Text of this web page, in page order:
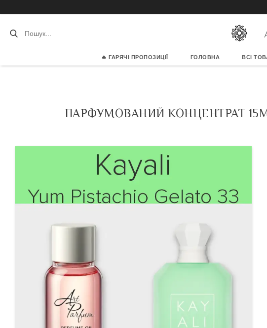
🔥 ГАРЯЧІ ПРОПОЗИЦІЇ ГОЛОВНА ВСІ
ПАРФУМОВАНИЙ КОНЦЕНТРАТ